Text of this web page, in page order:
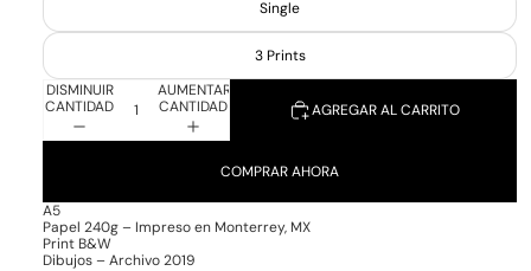
COMPLETA
Single
3 Prints
DISMINUIR
CANTIDAD
AUMENTAR
CANTIDAD
AGREGAR AL CARRITO
COMPRAR AHORA
A5
Papel 240g – Impreso en Monterrey, MX
Print B&W
Dibujos – Archivo 2019